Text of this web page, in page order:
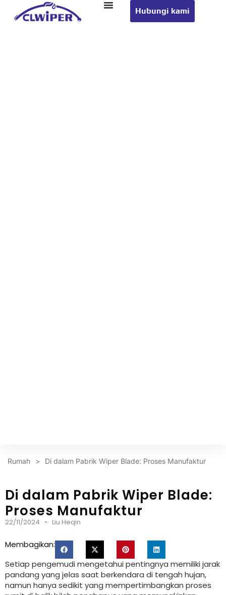
Hubungi kami
Rumah > Di dalam Pabrik Wiper Blade: Proses Manufaktur
Di dalam Pabrik Wiper Blade:
Proses Manufaktur
22/11/2024 Liu Heqin
Membagikan:
Setiap pengemudi mengetahui pentingnya memiliki jarak
pandang yang jelas saat berkendara di tengah hujan,
namun hanya sedikit yang mempertimbangkan proses